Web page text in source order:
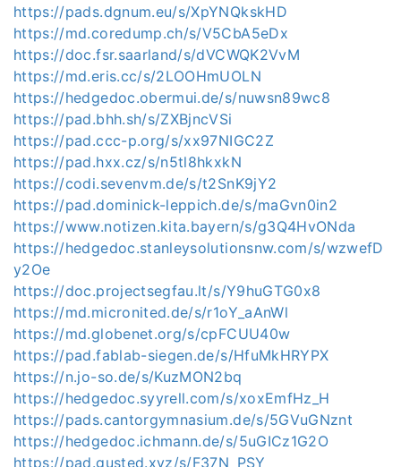
https://pads.dgnum.eu/s/XpYNQkskHD
https://md.coredump.ch/s/V5CbA5eDx
https://doc.fsr.saarland/s/dVCWQK2VvM
https://md.eris.cc/s/2LOOHmUOLN
https://hedgedoc.obermui.de/s/nuwsn89wc8
https://pad.bhh.sh/s/ZXBjncVSi
https://pad.ccc-p.org/s/xx97NIGC2Z
https://pad.hxx.cz/s/n5tl8hkxkN
https://codi.sevenvm.de/s/t2SnK9jY2
https://pad.dominick-leppich.de/s/maGvn0in2
https://www.notizen.kita.bayern/s/g3Q4HvONda
https://hedgedoc.stanleysolutionsnw.com/s/wzwefD
y2Oe
https://doc.projectsegfau.lt/s/Y9huGTG0x8
https://md.micronited.de/s/r1oY_aAnWl
https://md.globenet.org/s/cpFCUU40w
https://pad.fablab-siegen.de/s/HfuMkHRYPX
https://n.jo-so.de/s/KuzMON2bq
https://hedgedoc.syyrell.com/s/xoxEmfHz_H
https://pads.cantorgymnasium.de/s/5GVuGNznt
https://hedgedoc.ichmann.de/s/5uGICz1G2O
https://pad.gusted.xyz/s/F37N_PSY_